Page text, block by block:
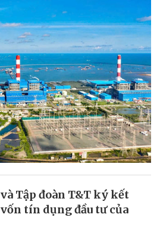
Tập đoàn T&T ký kết
tín dụng đầu tư của